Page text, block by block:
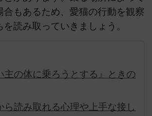
合もあるため、愛猫の行動を観察
を読み取っていきましょう。
主の体に乗ろうとする』ときの
ら読み取れる心理や上手な接し